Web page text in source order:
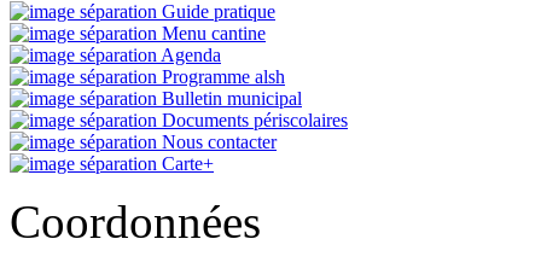
Guide pratique
Menu cantine
Agenda
Programme alsh
Bulletin municipal
Documents périscolaires
Nous contacter
Carte+
Coordonnées